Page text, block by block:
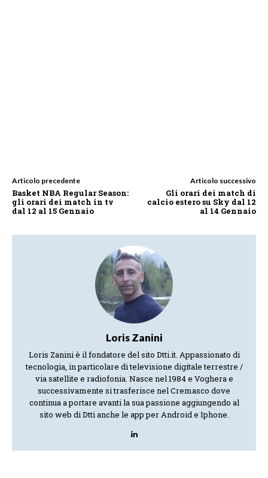
Articolo precedente
Basket NBA Regular Season:
gli orari dei match in tv
dal 12 al 15 Gennaio
Articolo successivo
Gli orari dei match di
calcio estero su Sky dal 12
al 14 Gennaio
Loris Zanini
Loris Zanini è il fondatore del sito Dtti.it. Appassionato di
tecnologia, in particolare di televisione digitale terrestre /
via satellite e radiofonia. Nasce nel 1984 e Voghera e
successivamente si trasferisce nel Cremasco dove
continua a portare avanti la sua passione aggiungendo al
sito web di Dtti anche le app per Android e Iphone.